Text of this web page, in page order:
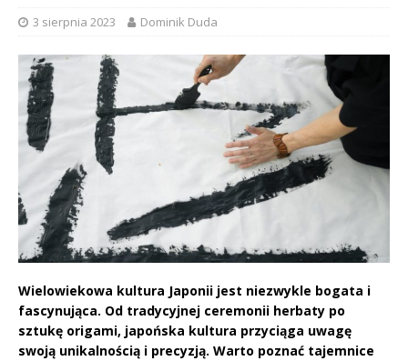
3 sierpnia 2023 Dominik Duda
Wielowiekowa kultura Japonii jest niezwykle bogata i
fascynująca. Od tradycyjnej ceremonii herbaty po
sztukę origami, japońska kultura przyciąga uwagę
swoją unikalnością i precyzją. Warto poznać tajemnice